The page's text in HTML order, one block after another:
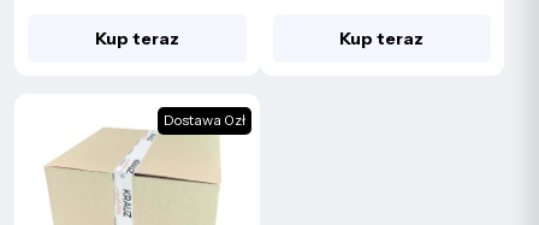
Kup teraz Kup teraz
Dostawa 0zł